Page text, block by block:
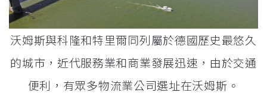
沃姆斯與科隆和特里爾同列屬於德國歷史最悠久
的城市，近代服務業和商業發展迅速，由於交通
便利，有眾多物流業公司選址在沃姆斯。